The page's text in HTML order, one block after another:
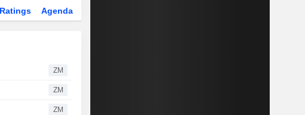
Ratings Agenda
ZM
ZM
ZM